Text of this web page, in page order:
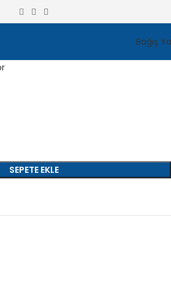
Bağış
SEPETE EKLE